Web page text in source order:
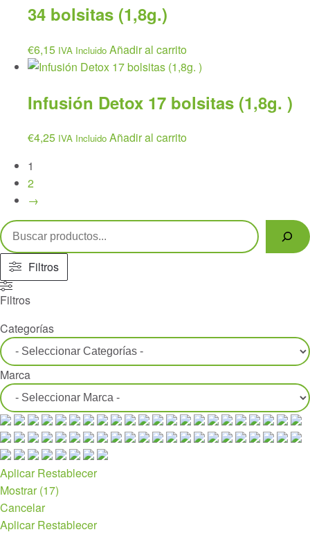
34 bolsitas (1,8g.)
€6,15 IVA Incluido Añadir al carrito
Infusión Detox 17 bolsitas (1,8g. )
€4,25 IVA Incluido Añadir al carrito
1
2
→
Buscar
Filtros
Filtros
Categorías
Marca
Aplicar Restablecer
Mostrar(17)
Cancelar
Aplicar Restablecer